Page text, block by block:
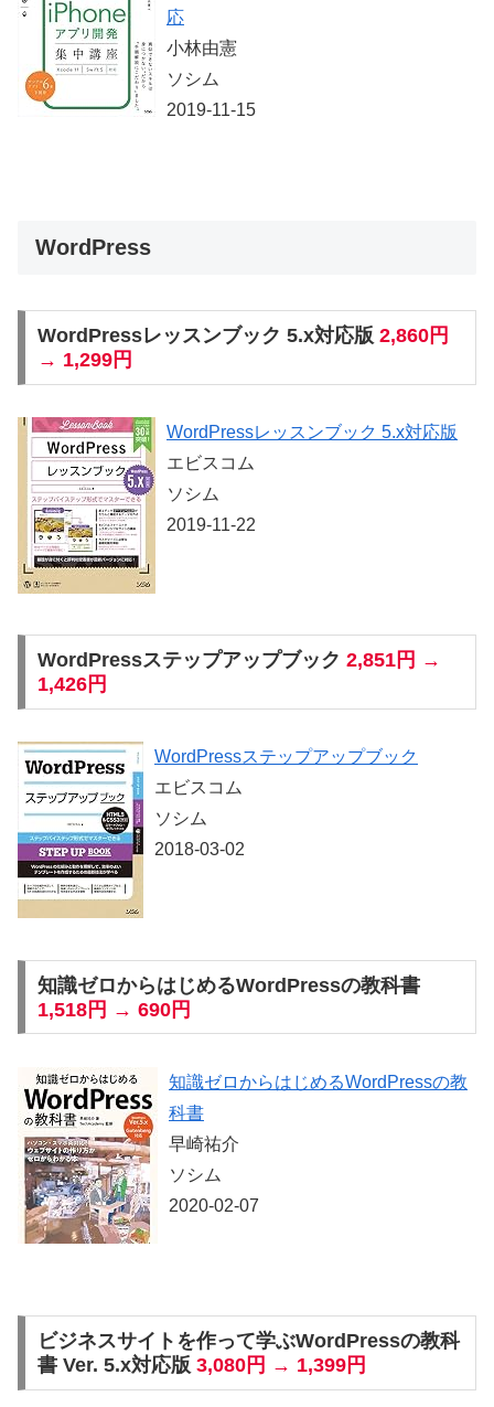
応
小林由憲
ソシム
2019-11-15
WordPress
WordPressレッスンブック 5.x対応版 2,860円
→ 1,299円
WordPressレッスンブック 5.x対応版
エビスコム
ソシム
2019-11-22
WordPressステップアップブック 2,851円 →
1,426円
WordPressステップアップブック
エビスコム
ソシム
2018-03-02
知識ゼロからはじめるWordPressの教科書
1,518円 → 690円
知識ゼロからはじめるWordPressの教
科書
早崎祐介
ソシム
2020-02-07
ビジネスサイトを作って学ぶWordPressの教科
書 Ver. 5.x対応版 3,080円 → 1,399円